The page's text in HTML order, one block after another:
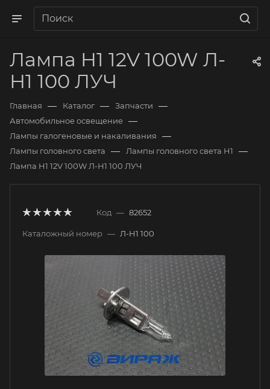
Лампа H1 12V 100W Л-
Н1 100 ЛУЧ
Главная — Каталог — Запчасти —
Автомобильное освещение —
Лампы галогеновые и накаливания —
Лампы головного света — Лампы головного света H1 —
Лампа H1 12V 100W Л-Н1 100 ЛУЧ
Код — 82652
Каталожный номер — Л-Н1 100